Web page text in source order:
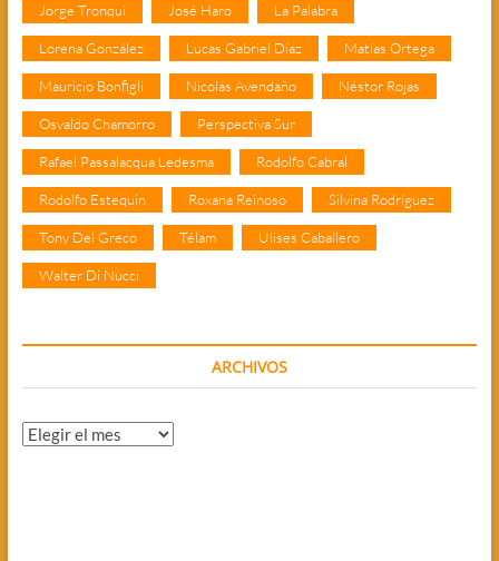
Jorge Tronqui José Haro La Palabra
Lorena González Lucas Gabriel Díaz Matías Ortega
Mauricio Bonfigli Nicolás Avendaño Néstor Rojas
Osvaldo Chamorro Perspectiva Sur
Rafael Passalacqua Ledesma Rodolfo Cabral
Rodolfo Estequin Roxana Reinoso Silvina Rodríguez
Tony Del Greco Télam Ulises Caballero
Walter Di Nucci
ARCHIVOS
Archivos